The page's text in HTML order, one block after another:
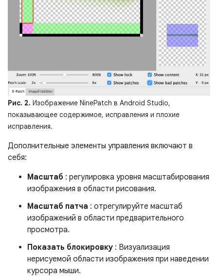
Рис. 2. Изображение NinePatch в Android Studio,
показывающее содержимое, исправления и плохие
исправления.
Дополнительные элементы управления включают в
себя:
Масштаб : регулировка уровня масштабирования
изображения в области рисования.
Масштаб патча : отрегулируйте масштаб
изображений в области предварительного
просмотра.
Показать блокировку : Визуализация
нерисуемой области изображения при наведении
курсора мыши.